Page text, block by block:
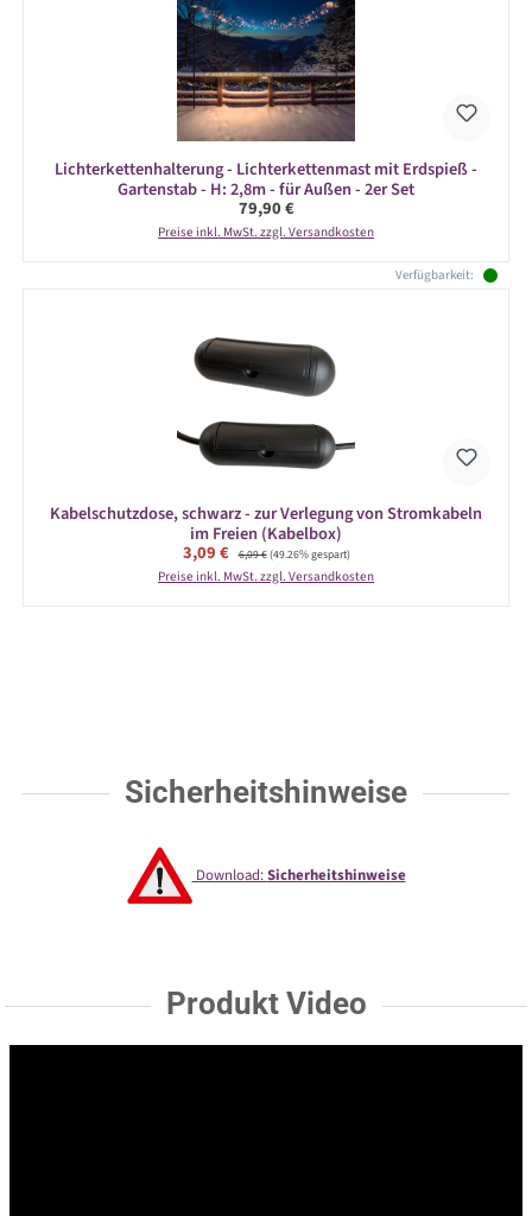
Lichterkettenhalterung - Lichterkettenmast mit Erdspieß -
Gartenstab - H: 2,8m - für Außen - 2er Set
Regulärer Preis:
79,90 €
Preise inkl. MwSt. zzgl. Versandkosten
Verfügbarkeit:
Kabelschutzdose, schwarz - zur Verlegung von Stromkabeln
im Freien (Kabelbox)
Verkaufspreis:
3,09 € Regulärer Preis:
6,09 €(49.26% gespart)
Preise inkl. MwSt. zzgl. Versandkosten
Sicherheitshinweise
Download:Sicherheitshinweise
Produkt Video